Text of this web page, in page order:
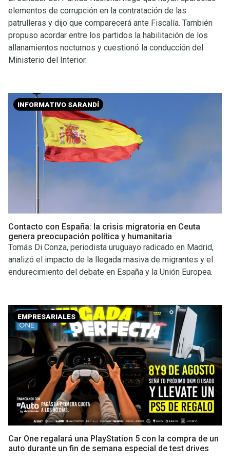
elementos de corrupción en la contratación de las
patrulleras y dijo que comparecerá ante Fiscalía. También
propuso acordar entre los partidos la habilitación de los
allanamientos nocturnos y cuestionó la conducción del
Ministerio del Interior.
INFORMATIVO SARANDÍ
Contacto con España: la crisis migratoria en Ceuta
genera preocupación política y humanitaria
Tomás Di Conza, periodista uruguayo radicado en Madrid,
analizó el impacto de la llegada masiva de migrantes y el
endurecimiento del debate en España y la Unión Europea.
EMPRESARIALES
Car One regalará una PlayStation 5 con la compra de un
auto durante un fin de semana especial de test drives